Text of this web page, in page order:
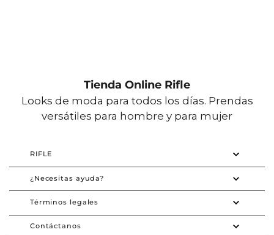
Tienda Online Rifle
Looks de moda para todos los días. Prendas
versátiles para hombre y para mujer
RIFLE
¿Necesitas ayuda?
Términos legales
Contáctanos